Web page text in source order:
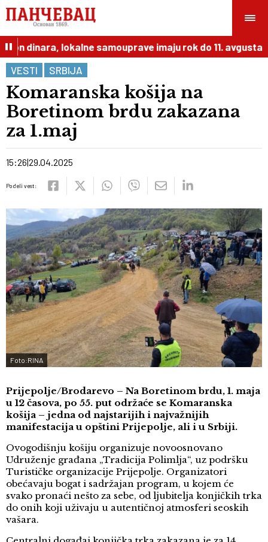
dinara, lokalne samouprave imaju rok do 11. avgusta
VESTI
SRBIJA
Komaranska košija na
Boretinom brdu zakazana
za 1.maj
15:26 29.04.2025
Podeli vest:
Foto:RINA
Prijepolje/Brodarevo – Na Boretinom brdu, 1. maja
u 12 časova, po 55. put održaće se Komaranska
košija – jedna od najstarijih i najvažnijih
manifestacija u opštini Prijepolje, ali i u Srbiji.
Ovogodišnju košiju organizuje novoosnovano
Udruženje građana „Tradicija Polimlja“, uz podršku
Turističke organizacije Prijepolje. Organizatori
obećavaju bogat i sadržajan program, u kojem će
svako pronaći nešto za sebe, od ljubitelja konjičkih trka
do onih koji uživaju u autentičnoj atmosferi seoskih
vašara.